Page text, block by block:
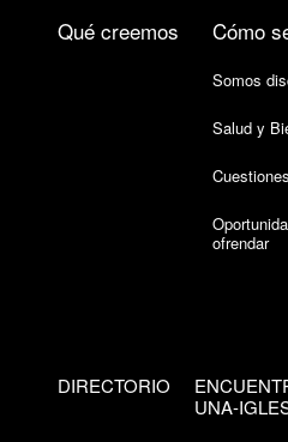
Qué creemos Cómo
Somos
Salud y
ofrendar
DIRECTORIO
UNA-